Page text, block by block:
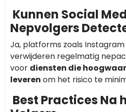
Kunnen Social
Nepvolgers
Ja, platforms zoals Instagram
verwijderen regelmatig
voor diensten die
leveren om het risico te
Best Practices Na